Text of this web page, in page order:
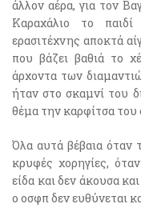
άλλον αέρα, για τον
Καραχάλιο το
ερασιτέχνης αποκτά
που βάζει βαθιά το
άρχοντα των
ήταν στο σκαμνί του
θέμα την καρφίτσα
Όλα αυτά βέβαια όταν
κρυφές χορηγίες,
είδα και δεν άκουσα
ο οσφπ δεν ευθύνεται